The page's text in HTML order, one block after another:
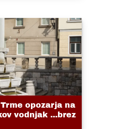
opozarja na
vodnjak ...brez